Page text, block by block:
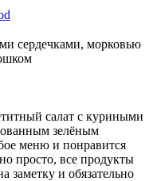
салат с куриными
зелёным
меню и понравится
просто, все продукты
заметку и обязательно